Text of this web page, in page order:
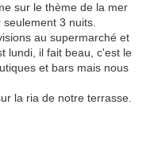
sur le thème de la mer
3 nuits.
au supermarché et
lundi, il fait beau, c'est le
et bars mais nous
la ria de notre terrasse.